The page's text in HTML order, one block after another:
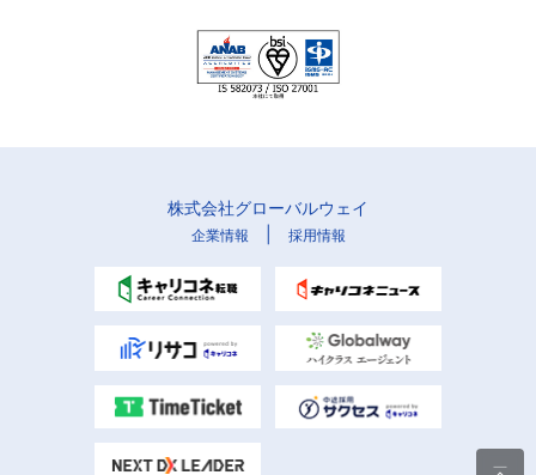
株式会社グローバルウェイ
企業情報 採用情報